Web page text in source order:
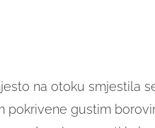
na otoku smjestila
pokrivene gustim